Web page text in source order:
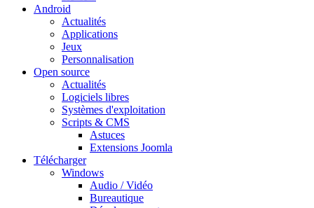
Android
Actualités
Applications
Jeux
Personnalisation
Open source
Actualités
Logiciels libres
Systèmes d'exploitation
Scripts & CMS
Astuces
Extensions Joomla
Télécharger
Windows
Audio / Vidéo
Bureautique